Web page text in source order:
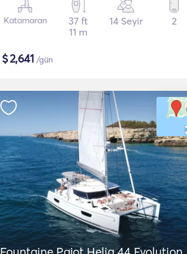
Katamaran
37 ft
11 m
14 Seyir 2
$2,641 /gün